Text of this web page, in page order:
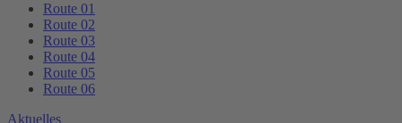
Route 01
Route 02
Route 03
Route 04
Route 05
Route 06
Aktuelles